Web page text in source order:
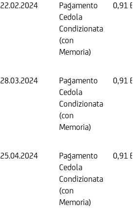
22.02.2024
Pagamento
Cedola
Condizionata
(con
Memoria)
0,91
28.03.2024
Pagamento
Cedola
Condizionata
(con
Memoria)
0,91
25.04.2024
Pagamento
Cedola
Condizionata
(con
Memoria)
0,91